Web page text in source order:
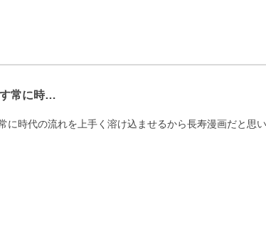
常に時…
に時代の流れを上手く溶け込ませるから長寿漫画だと思